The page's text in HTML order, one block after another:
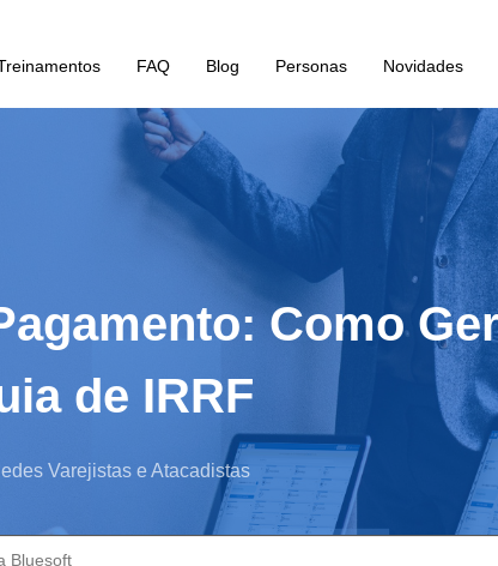
FAQ Blog Personas Novidades
Como
de IRRF
Varejistas e Atacadistas